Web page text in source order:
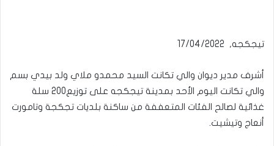
تيجكجه, 17/04/2022
أشرف مدير ديوان والي تكانت السيد محمدو ملاي ولد بيدي بسم
والي تكانت اليوم الأحد بمدينة تيجكجه على توزيع200 سلة
غذائية لصالح الفئات المتعففة من ساكنة بلديات تجكجة وتامورت
أنعاج وتيشيت.